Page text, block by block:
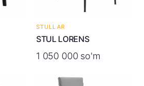
STULLAR
STUL LORENS
1 050 000 so'm